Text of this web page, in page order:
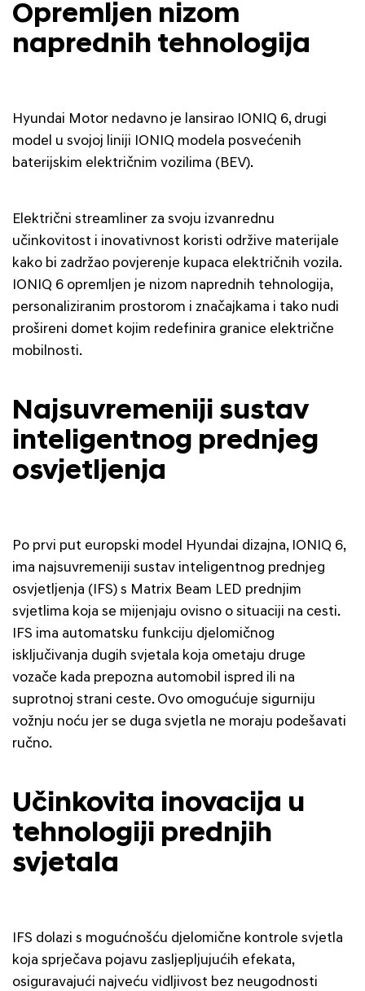
Opremljen nizom
naprednih tehnologija
Hyundai Motor nedavno je lansirao IONIQ 6, drugi
model u svojoj liniji IONIQ modela posvećenih
baterijskim električnim vozilima (BEV).
Električni streamliner za svoju izvanrednu
učinkovitost i inovativnost koristi održive materijale
kako bi zadržao povjerenje kupaca električnih vozila.
IONIQ 6 opremljen je nizom naprednih tehnologija,
personaliziranim prostorom i značajkama i tako nudi
prošireni domet kojim redefinira granice električne
mobilnosti.
Najsuvremeniji sustav
inteligentnog prednjeg
osvjetljenja
Po prvi put europski model Hyundai dizajna, IONIQ 6,
ima najsuvremeniji sustav inteligentnog prednjeg
osvjetljenja (IFS) s Matrix Beam LED prednjim
svjetlima koja se mijenjaju ovisno o situaciji na cesti.
IFS ima automatsku funkciju djelomičnog
isključivanja dugih svjetala koja ometaju druge
vozače kada prepozna automobil ispred ili na
suprotnoj strani ceste. Ovo omogućuje sigurniju
vožnju noću jer se duga svjetla ne moraju podešavati
ručno.
Učinkovita inovacija u
tehnologiji prednjih
svjetala
IFS dolazi s mogućnošću djelomične kontrole svjetla
koja sprječava pojavu zasljepljujućih efekata,
osiguravajući najveću vidljivost bez neugodnosti